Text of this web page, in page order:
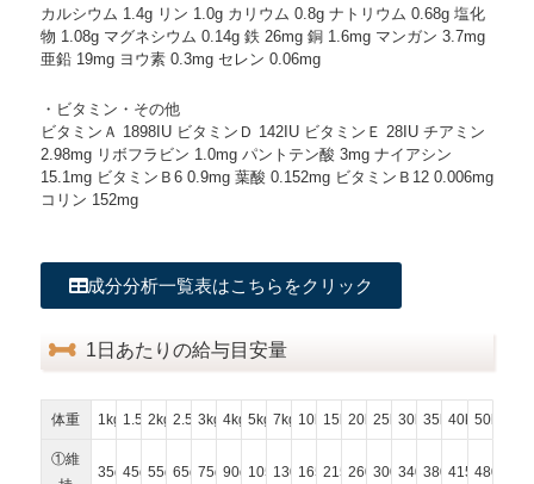
カルシウム 1.4g リン 1.0g カリウム 0.8g ナトリウム 0.68g 塩化
物 1.08g マグネシウム 0.14g 鉄 26mg 銅 1.6mg マンガン 3.7mg
亜鉛 19mg ヨウ素 0.3mg セレン 0.06mg
・ビタミン・その他
ビタミンＡ 1898IU ビタミンＤ 142IU ビタミンＥ 28IU チアミン
2.98mg リボフラビン 1.0mg パントテン酸 3mg ナイアシン
15.1mg ビタミンＢ6 0.9mg 葉酸 0.152mg ビタミンＢ12 0.006mg
コリン 152mg
成分分析一覧表はこちらをクリック
1日あたりの給与目安量
体重 1kg 1.5kg2kg 2.5kg3kg 4kg 5kg 7kg 10kg15kg20kg25kg30kg35kg40kg50kg
①維
35g 45g 55g 65g 75g 90g 105g130g165g215g260g300g340g380g415g480g